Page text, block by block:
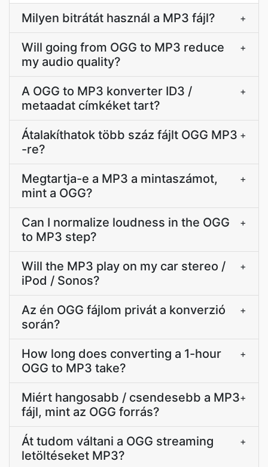
Milyen bitrátát használ a MP3 fájl? +
Will going from OGG to MP3 reduce
my audio quality?
+
A OGG to MP3 konverter ID3 /
metaadat címkéket tart?
+
Átalakíthatok több száz fájlt OGG MP3
-re?
+
Megtartja-e a MP3 a mintaszámot,
mint a OGG?
+
Can I normalize loudness in the OGG
to MP3 step?
+
Will the MP3 play on my car stereo /
iPod / Sonos?
+
Az én OGG fájlom privát a konverzió
során?
+
How long does converting a 1-hour
OGG to MP3 take?
+
Miért hangosabb / csendesebb a MP3
fájl, mint az OGG forrás?
+
Át tudom váltani a OGG streaming
letöltéseket MP3?
+